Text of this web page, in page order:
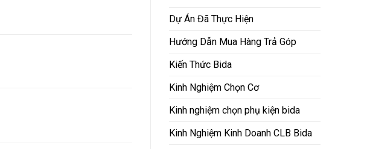
Dự Án Đã Thực Hiện
Hướng Dẫn Mua Hàng Trả Góp
Kiến Thức Bida
Kinh Nghiệm Chọn Cơ
Kinh nghiệm chọn phụ kiện bida
Kinh Nghiệm Kinh Doanh CLB Bida